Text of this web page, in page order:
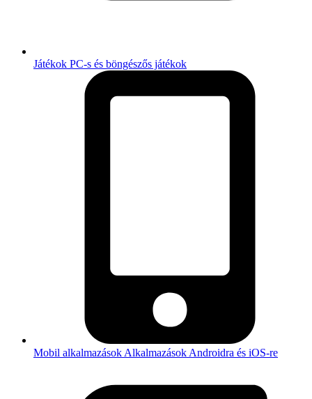
Játékok PC-s és böngészős játékok
Mobil alkalmazások Alkalmazások Androidra és iOS-re